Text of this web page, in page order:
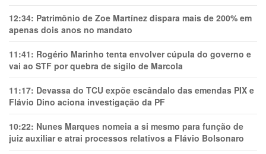
12:34: Patrimônio de Zoe Martínez dispara mais de 200% em
apenas dois anos no mandato
11:41: Rogério Marinho tenta envolver cúpula do governo e
vai ao STF por quebra de sigilo de Marcola
11:17: Devassa do TCU expõe escândalo das emendas PIX e
Flávio Dino aciona investigação da PF
10:22: Nunes Marques nomeia a si mesmo para função de
juiz auxiliar e atrai processos relativos a Flávio Bolsonaro